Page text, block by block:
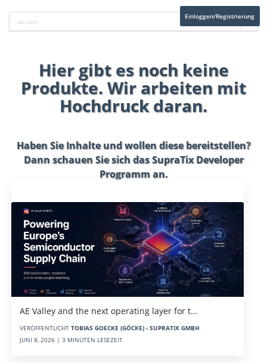
Einloggen/Registrierung
Hier gibt es noch keine
Produkte. Wir arbeiten mit
Hochdruck daran.
Haben Sie Inhalte und wollen diese bereitstellen?
Dann schauen Sie sich dasSupraTix Developer
Programman.
AE Valley and the next operating layer for t…
VERÖFFENTLICHT TOBIAS GOECKE (GÖCKE) - SUPRATIX GMBH
JUNI 8, 2026 | 3 MINUTEN LESEZEIT